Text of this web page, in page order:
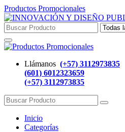
Productos Promocionales
Llámanos (+57) 3112973835
(601) 6012323659
(+57) 3112973835
Inicio
Categorías